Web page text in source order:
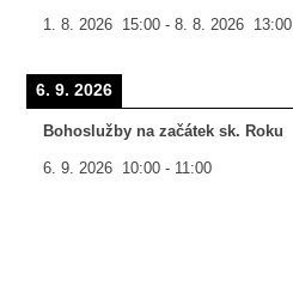
1. 8. 2026 15:00 -8. 8. 2026 13:00
6. 9. 2026
Bohoslužby na začátek sk. Roku
6. 9. 2026 10:00 - 11:00